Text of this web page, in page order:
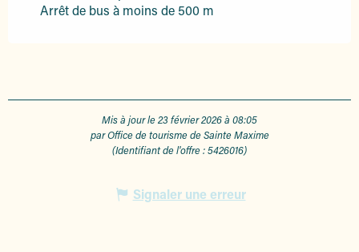
Arrêt de bus à moins de 500 m
Mis à jour le 23 février 2026 à 08:05
par Office de tourisme de Sainte Maxime
(Identifiant de l'offre :5426016)
Signaler une erreur